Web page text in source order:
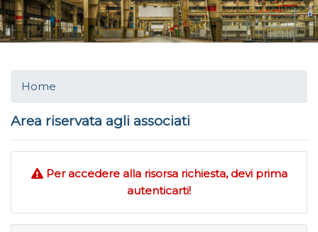
Home
Area riservata agli associati
Per accedere alla risorsa richiesta, devi prima
autenticarti!